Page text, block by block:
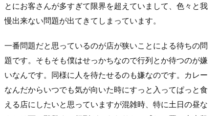
とにお客さんが多すぎて限界を超えていまして、色々と我
慢出来ない問題が出てきてしまっています。
一番問題だと思っているのが店が狭いことによる待ちの問
題です。そもそも僕はせっかちなので行列とか待つのが嫌
いなんです。同様に人を待たせるのも嫌なのです。カレー
なんだからいつでも気が向いた時にすっと入ってぱっと食
える店にしたいと思っていますが混雑時、特に土日の昼な